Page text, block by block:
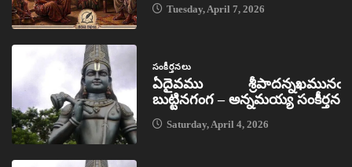
Tuesday, April 7, 2026
సంకీర్తనలు
ఏదైవము శ్రీపాదన్నఖమునఁ
బుట్టినగంగ – అన్నమయ్య సంకీర్తన
Saturday, April 4, 2026